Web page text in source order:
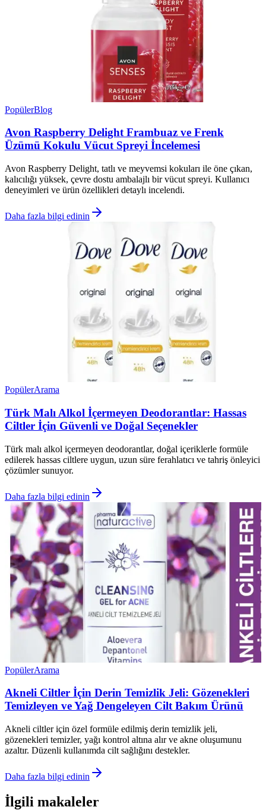
PopülerBlog
Avon Raspberry Delight Frambuaz ve Frenk
Üzümü Kokulu Vücut Spreyi İncelemesi
Avon Raspberry Delight, tatlı ve meyvemsi kokuları ile öne çıkan,
kalıcılığı yüksek, çevre dostu ambalajlı bir vücut spreyi. Kullanıcı
deneyimleri ve ürün özellikleri detaylı incelendi.
Daha fazla bilgi edinin
PopülerArama
Türk Malı Alkol İçermeyen Deodorantlar: Hassas
Ciltler İçin Güvenli ve Doğal Seçenekler
Türk malı alkol içermeyen deodorantlar, doğal içeriklerle formüle
edilerek hassas ciltlere uygun, uzun süre ferahlatıcı ve tahriş önleyici
çözümler sunuyor.
Daha fazla bilgi edinin
PopülerArama
Akneli Ciltler İçin Derin Temizlik Jeli: Gözenekleri
Temizleyen ve Yağ Dengeleyen Cilt Bakım Ürünü
Akneli ciltler için özel formüle edilmiş derin temizlik jeli,
gözenekleri temizler, yağı kontrol altına alır ve akne oluşumunu
azaltır. Düzenli kullanımda cilt sağlığını destekler.
Daha fazla bilgi edinin
İlgili makaleler